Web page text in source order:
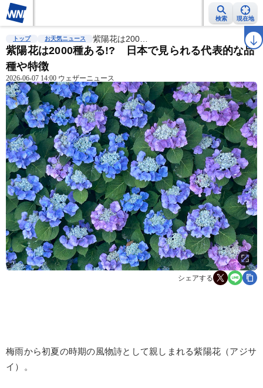
検索 現在地
雨雲レーダー 台風情報 地震情報 ラ
トップ お天気ニュース 紫陽花は200…
紫陽花は2000種ある!? 日本で見られる代表的な品
種や特徴
2026-06-07 14:00 ウェザーニュース
シェアする
梅雨から初夏の時期の風物詩として親しまれる紫陽花（アジサ
イ）。